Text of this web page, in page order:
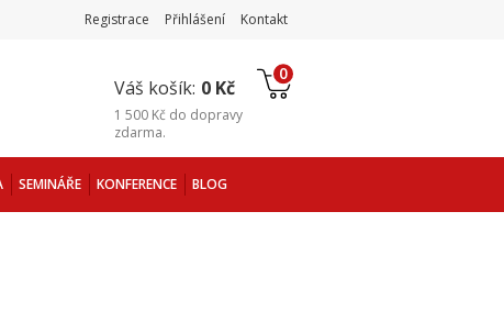
Registrace Přihlášení Kontakt
Váš košík: 0 Kč
0
1 500 Kč do dopravy
zdarma.
SEMINÁŘE KONFERENCE BLOG